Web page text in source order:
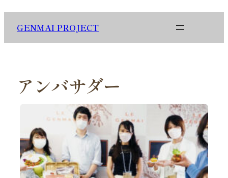
ス
GENMAI PROJECT
アンバサダー